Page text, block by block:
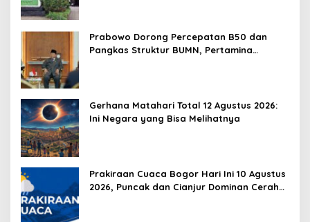
Prabowo Dorong Percepatan B50 dan
Pangkas Struktur BUMN, Pertamina
Gerhana Matahari Total 12 Agustus 2026:
Ini Negara yang Bisa Melihatnya
Prakiraan Cuaca Bogor Hari Ini 10 Agustus
2026, Puncak dan Cianjur Dominan Cerah